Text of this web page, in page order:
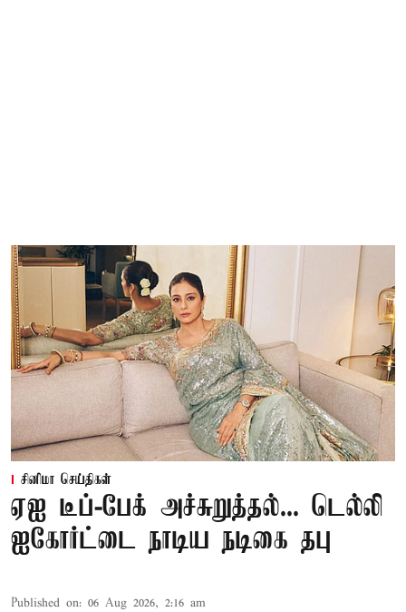
சினிமா செய்திகள்
ஏஐ டீப்-பேக் அச்சுறுத்தல்... டெல்லி
ஐகோர்ட்டை நாடிய நடிகை தபு
Published on: 06 Aug 2026, 2:16 am